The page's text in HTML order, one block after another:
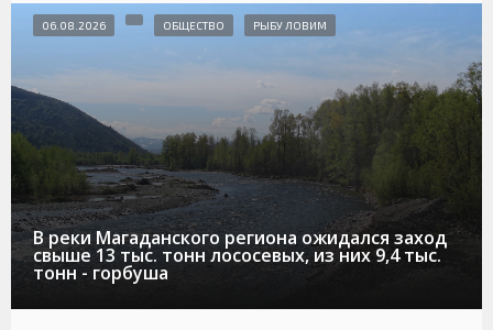
В реки Магаданского региона ожидался заход
свыше 13 тыс. тонн лососевых, из них 9,4 тыс.
тонн - горбуша
06.08.2026 ОБЩЕСТВО РЫБУ ЛОВИМ